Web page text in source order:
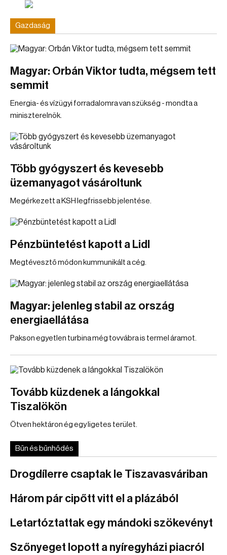
Gazdaság
Magyar: Orbán Viktor tudta, mégsem tett
semmit
Energia- és vízügyi forradalomra van szükség - mondta a
miniszterelnök.
Több gyógyszert és kevesebb
üzemanyagot vásároltunk
Megérkezett a KSH legfrissebb jelentése.
Pénzbüntetést kapott a Lidl
Megtévesztő módon kummunikált a cég.
Magyar: jelenleg stabil az ország
energiaellátása
Pakson egyetlen turbina még tovvábra is termel áramot.
Tovább küzdenek a lángokkal
Tiszalökön
Ötven hektáron ég egy ligetes terület.
Bűn és bűnhődés
Drogdílerre csaptak le Tiszavasváriban
Három pár cipőtt vitt el a plázából
Letartóztattak egy mándoki szökevényt
Szőnyeget lopott a nyíregyházi piacról